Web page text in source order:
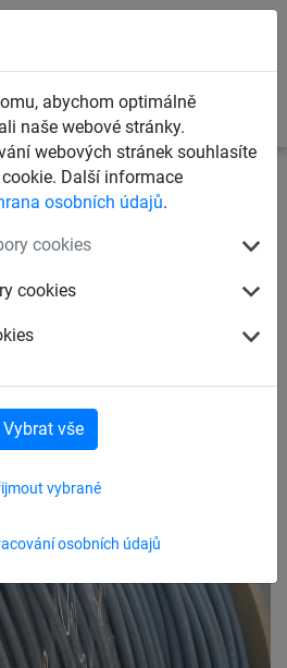
abychom optimálně
naše webové stránky.
webových stránek souhlasíte
Další informace
osobních údajů.
cookies
cookies
osobních údajů
vybrané
Vybrat vše
sítě na míče
Příslušenství k
s PVC potahem,